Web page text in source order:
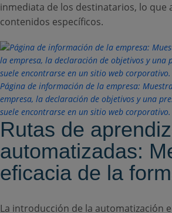
inmediata de los destinatarios, lo que
contenidos específicos.
Página de información de la empresa:
empresa, la declaración de objetivos y una
suele encontrarse en un sitio web
Rutas de
automatizadas:
eficacia de la
La introducción de la automatización